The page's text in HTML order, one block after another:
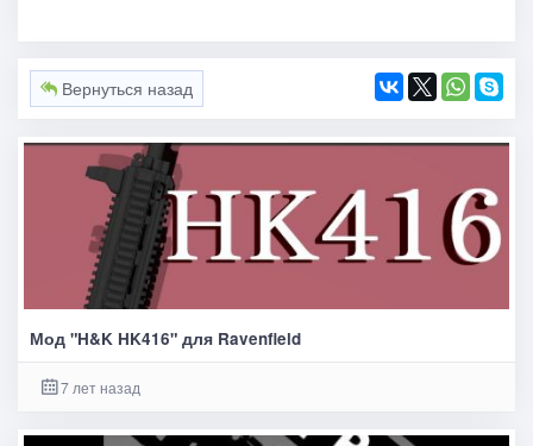
Вернуться назад
Мод "H&K HK416" для Ravenfield
7 лет назад